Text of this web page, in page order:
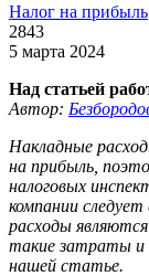
Налог на прибыль
2843
5 марта 2024
Над статьей
Автор:
Накладные
на прибыль,
налоговых
компании
расходы
такие затраты и
нашей статье.